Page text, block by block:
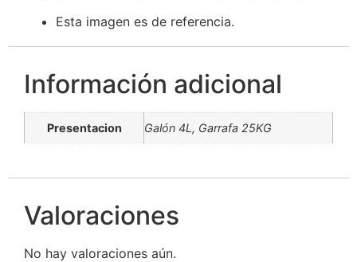
Esta imagen es de referencia.
Información adicional
Presentacion Galón 4L, Garrafa 25KG
Valoraciones
No hay valoraciones aún.